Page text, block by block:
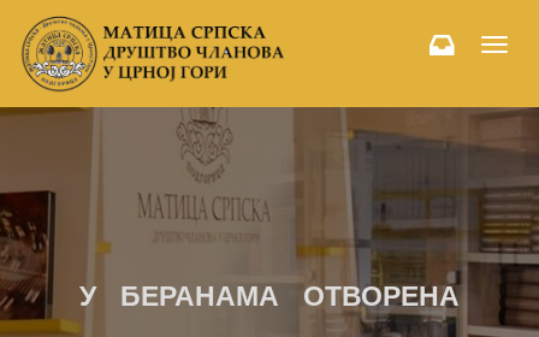
У БЕРАНАМА ОТВОРЕНА